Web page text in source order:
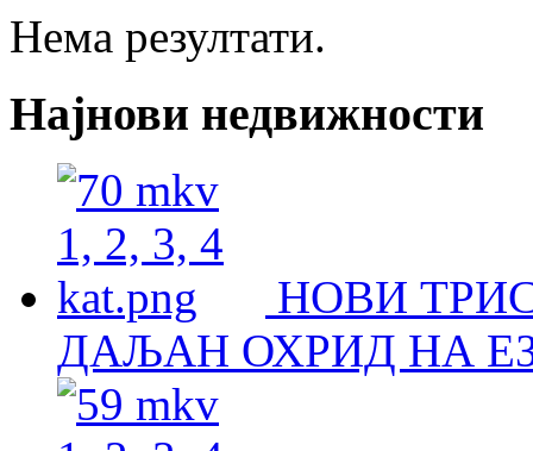
Нема резултати.
Најнови недвижности
НОВИ
ДАЉАН ОХРИД НА